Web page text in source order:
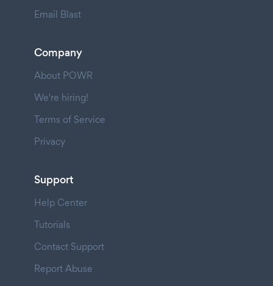
Email Blast
Company
About POWR
We're hiring!
Terms of Service
Privacy
Support
Help Center
Tutorials
Contact Support
Report Abuse